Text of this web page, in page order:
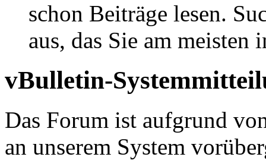
schon Beiträge lesen.
aus, das Sie am meisten
vBulletin-
Das Forum ist aufgrund
an unserem System